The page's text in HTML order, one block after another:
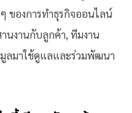
ของการทำธุรกิจออนไลน์
นงานกับลูกค้า, ทีมงาน
ลมาใช้ดูแลและร่วมพัฒนา